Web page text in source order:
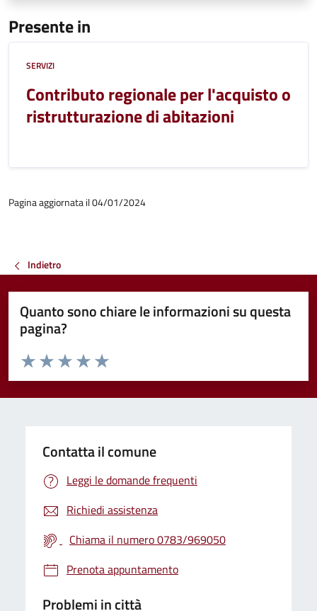
Presente in
SERVIZI
Contributo regionale per l'acquisto o
ristrutturazione di abitazioni
Pagina aggiornata il 04/01/2024
Indietro
Quanto sono chiare le informazioni su questa
pagina?
Valuta da 1 a 5 stelle la pagina
Valuta 5 stelle su 5
Valuta 4 stelle su 5
Valuta 3 stelle su 5
Valuta 2 stelle su 5
Valuta 1 stelle su 5
Contatta il comune
Leggi le domande frequenti
Richiedi assistenza
Chiama il numero 0783/969050
Prenota appuntamento
Problemi in città